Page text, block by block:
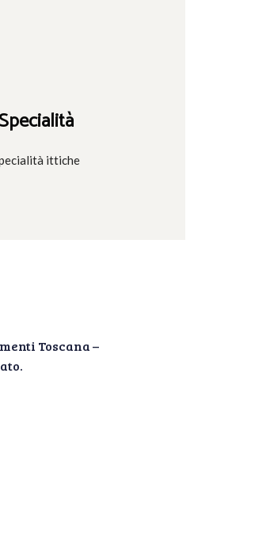
Specialità
ittiche
Toscana –